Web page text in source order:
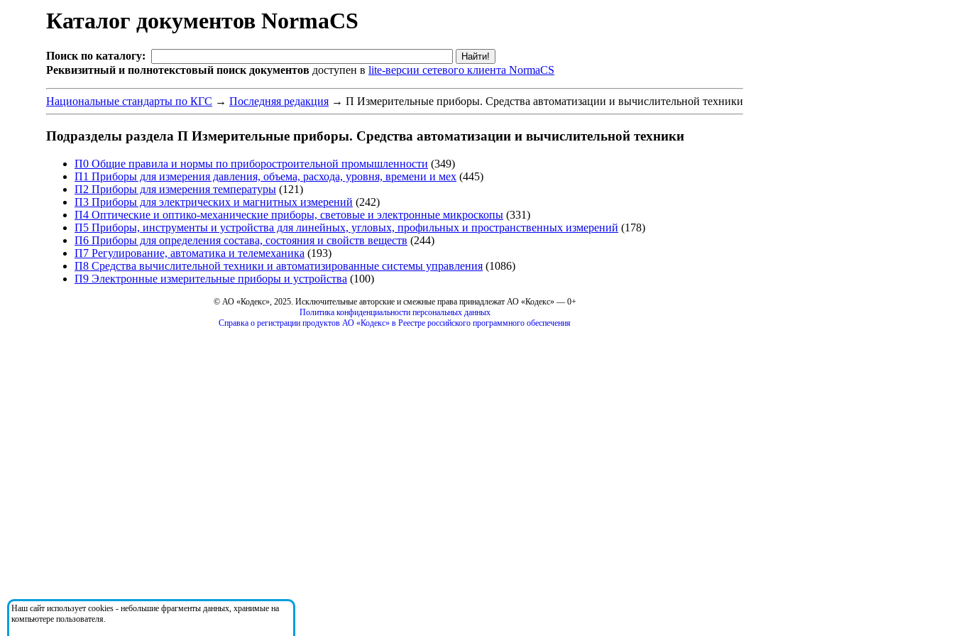
Каталог документов NormaCS
Поиск по каталогу:
Реквизитный и полнотекстовый поиск документов доступен в lite-версии сетевого клиента NormaCS
Национальные стандарты по КГС → Последняя редакция → П Измерительные приборы. Средства автоматизации и вычислительной техники
Подразделы раздела П Измерительные приборы. Средства автоматизации и вычислительной техники
П0 Общие правила и нормы по приборостроительной промышленности (349)
П1 Приборы для измерения давления, объема, расхода, уровня, времени и мех (445)
П2 Приборы для измерения температуры (121)
П3 Приборы для электрических и магнитных измерений (242)
П4 Оптические и оптико-механические приборы, световые и электронные микроскопы (331)
П5 Приборы, инструменты и устройства для линейных, угловых, профильных и пространственных измерений (178)
П6 Приборы для определения состава, состояния и свойств веществ (244)
П7 Регулирование, автоматика и телемеханика (193)
П8 Средства вычислительной техники и автоматизированные системы управления (1086)
П9 Электронные измерительные приборы и устройства (100)
© АО «Кодекс», 2025. Исключительные авторские и смежные права принадлежат АО «Кодекс» — 0+
Политика конфиденциальности персональных данных
Справка о регистрации продуктов АО «Кодекс» в Реестре российского программного обеспечения
Наш сайт использует cookies - небольшие фрагменты данных, хранимые на
компьютере пользователя.